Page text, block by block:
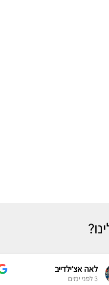
לאה אצ'ילדייב
3 לפני ימים